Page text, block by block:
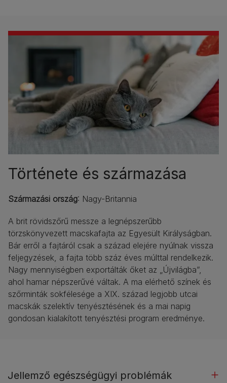
Története és származása
Származási ország: Nagy-Britannia
A brit rövidszőrű messze a legnépszerűbb
törzskönyvezett macskafajta az Egyesült Királyságban.
Bár erről a fajtáról csak a század elejére nyúlnak vissza
feljegyzések, a fajta több száz éves múlttal rendelkezik.
Nagy mennyiségben exportálták őket az „Újvilágba”,
ahol hamar népszerűvé váltak. A ma elérhető színek és
szőrminták sokfélesége a XIX. század legjobb utcai
macskák szelektív tenyésztésének és a mai napig
gondosan kialakított tenyésztési program eredménye.
Jellemző egészségügyi problémák